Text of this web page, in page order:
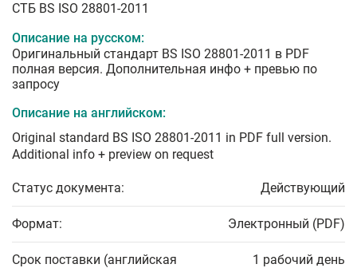
СТБ BS ISO 28801-2011
Описание на русском:
Оригинальный стандарт BS ISO 28801-2011 в PDF
полная версия. Дополнительная инфо + превью по
запросу
Описание на английском:
Original standard BS ISO 28801-2011 in PDF full version.
Additional info + preview on request
Статус документа: Действующий
Формат: Электронный (PDF)
Срок поставки (английская
1 рабочий день